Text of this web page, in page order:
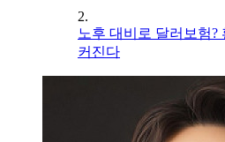
2.
노후 대비로 달러보험?
커진다